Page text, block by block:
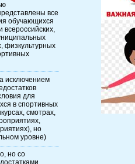
все
обучающихся
физкультурных
исключением
для
в спортивных
смотрах,
но
уровне)
но со